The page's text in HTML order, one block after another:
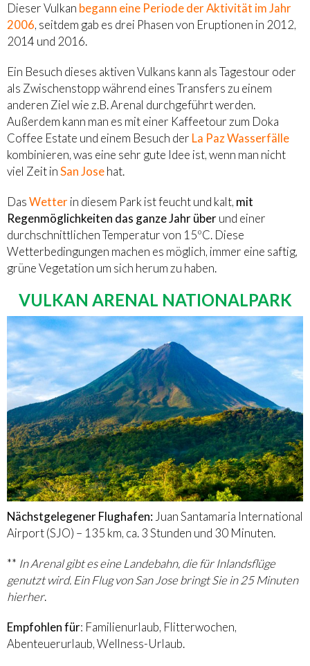
Dieser Vulkan begann eine Periode der Aktivität im Jahr
2006, seitdem gab es drei Phasen von Eruptionen in 2012,
2014 und 2016.
Ein Besuch dieses aktiven Vulkans kann als Tagestour oder
als Zwischenstopp während eines Transfers zu einem
anderen Ziel wie z.B. Arenal durchgeführt werden.
Außerdem kann man es mit einer Kaffeetour zum Doka
Coffee Estate und einem Besuch der La Paz Wasserfälle
kombinieren, was eine sehr gute Idee ist, wenn man nicht
viel Zeit inSan Josehat.
DasWetterin diesem Park ist feucht und kalt, mit
Regenmöglichkeiten das ganze Jahr überund einer
durchschnittlichen Temperatur von 15ºC. Diese
Wetterbedingungen machen es möglich, immer eine saftig,
grüne Vegetation um sich herum zu haben.
VULKAN ARENAL NATIONALPARK
Nächstgelegener Flughafen: Juan Santamaria International
Airport (SJO) – 135 km, ca. 3 Stunden und 30 Minuten.
** In Arenal gibt es eine Landebahn, die für Inlandsflüge
genutzt wird. Ein Flug von San Jose bringt Sie in 25 Minuten
hierher.
Empfohlen für: Familienurlaub, Flitterwochen,
Abenteuerurlaub, Wellness-Urlaub.